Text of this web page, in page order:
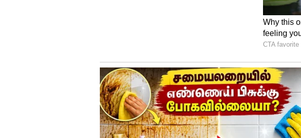
மாநிலம் தலைமை இவர்களை பாஜக தலைமை
தற்போது பாரதிய ஜனதா கட்சி 20 ஆண்டுகளை
மேலும் கட்சி அழியாமல் இருக்க பாஜக மாநில
வேண்டும். தேர்தல் என்று வந்துவிட்டால் இவர்கள்
இவர்கள் தாண்டி கட்சிக்காக உழைப்பவர்கள்
கூடாது என்ற அருமையான சித்தாந்தம்
இருக்கக்கூடிய மாநில பொறுப்பாளர்கள்
தொண்டனாகவே இருக்க வேண்டும்.